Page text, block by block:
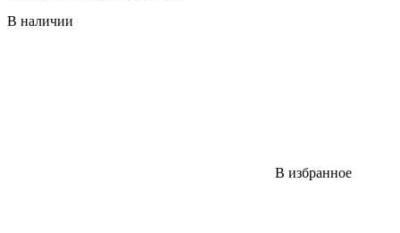
В наличии
В избранное